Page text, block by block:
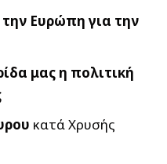
Ευρώπη για την
μας η πολιτική
κατά Χρυσής